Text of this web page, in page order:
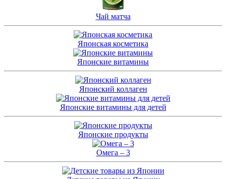
Чай матча
Японская косметика
Японские витамины
Японский коллаген
Японские витамины для детей
Японские продукты
Омега – 3